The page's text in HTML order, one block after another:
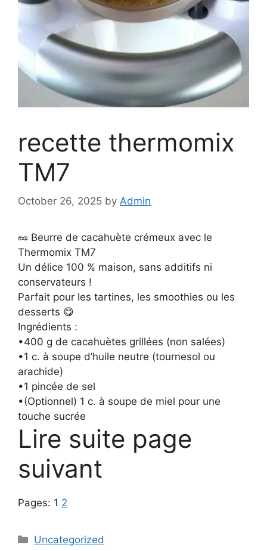
recette thermomix
TM7
October 26, 2025 by Admin
🥜 Beurre de cacahuète crémeux avec le
Thermomix TM7
Un délice 100 % maison, sans additifs ni
conservateurs !
Parfait pour les tartines, les smoothies ou les
desserts 😋
Ingrédients :
•400 g de cacahuètes grillées (non salées)
•1 c. à soupe d’huile neutre (tournesol ou
arachide)
•1 pincée de sel
•(Optionnel) 1 c. à soupe de miel pour une
touche sucrée
Lire suite page
suivant
Pages: 1 2
Categories
Uncategorized